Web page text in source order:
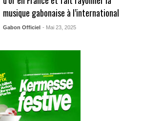
musique gabonaise à l’international
Gabon Officiel - Mai 23, 2025